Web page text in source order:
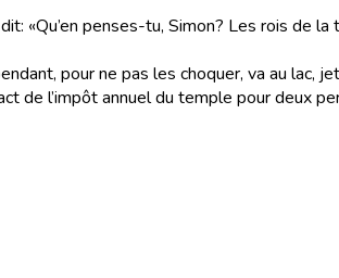
«Qu’en penses-tu, Simon? Les rois
pour ne pas les choquer, va au lac,
de l’impôt annuel du temple pour deux